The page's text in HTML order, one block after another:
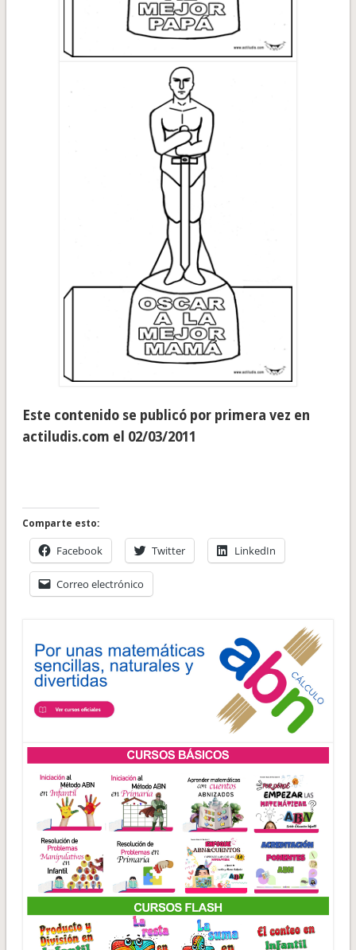
Este contenido se publicó por primera vez en
actiludis.com el 02/03/2011
Comparte esto:
Facebook Twitter LinkedIn
Correo electrónico